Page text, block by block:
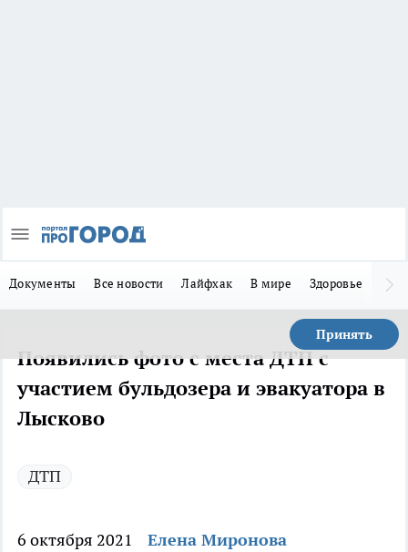
Документы Все новости Лайфхак В мире Здоровье
Принять
Появились фото с места ДТП с
участием бульдозера и эвакуатора в
Лысково
ДТП
6 октября 2021 Елена Миронова